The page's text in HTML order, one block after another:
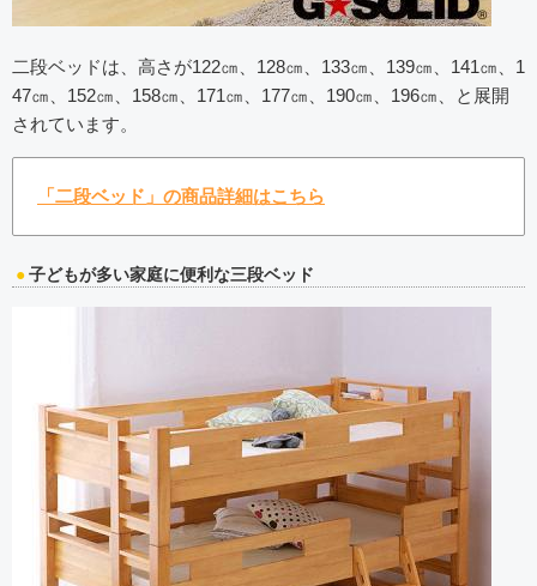
二段ベッドは、高さが122㎝、128㎝、133㎝、139㎝、141㎝、1
47㎝、152㎝、158㎝、171㎝、177㎝、190㎝、196㎝、と展開
されています。
「二段ベッド」の商品詳細はこちら
子どもが多い家庭に便利な三段ベッド